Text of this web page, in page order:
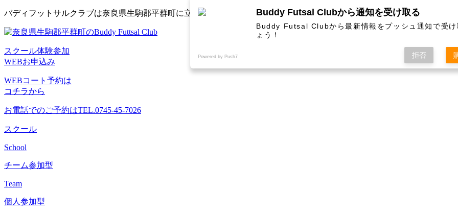
コ
テ
ツ
へ
ス
キ
プ
バディフットサルクラブは奈良県生駒郡平群町に立地するフットサル施設です。
スクール体験参加
WEBお申込み
WEBコート予約は
コチラから
お電話でのご予約はTEL.0745-45-7026
スクール
School
チーム参加型
Team
個人参加型
Buddy Futsal Clubから通知を受け取る
Buddy Futsal Clubから最新情報をプッシュ通知で受け
ょう！
Powered by Push7 拒否